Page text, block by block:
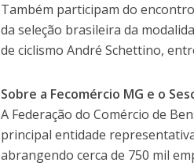
Também participam do
da seleção brasileira da
de ciclismo André Schettino,
Sobre a Fecomércio MG e o
A Federação do Comércio de
principal entidade
abrangendo cerca de 750 mil